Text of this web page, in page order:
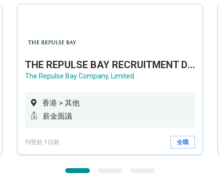
THE REPULSE BAY RECRUITMENT DAY 淺水灣影灣園人才招聘會
The Repulse Bay Company, Limited
香港 > 其他
薪金面議
刊登於 1日前 全職